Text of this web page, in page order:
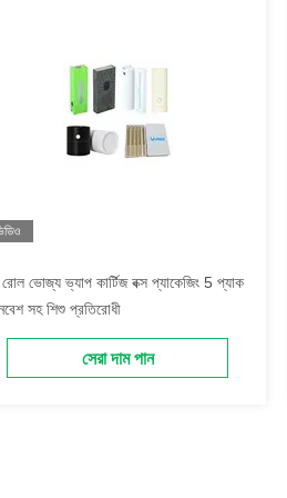
রোল ভোজ্য ভ্যাপ কার্টিজ বক্স প্যাকেজিং 5 প্যাক
সহ শিশু প্রতিরোধী
সেরা দাম পান